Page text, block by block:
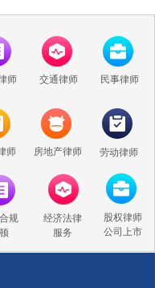
股权律师
公司上市
经济法律
服务
规
师 交通律师 民事律师
师 房地产律师 劳动律师